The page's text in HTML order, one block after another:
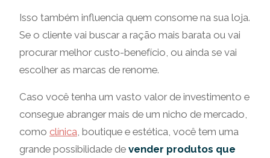
Isso também influencia quem consome na sua loja.
Se o cliente vai buscar a ração mais barata ou vai
procurar melhor custo-benefício, ou ainda se vai
escolher as marcas de renome.
Caso você tenha um vasto valor de investimento e
consegue abranger mais de um nicho de mercado,
como clínica, boutique e estética, você tem uma
grande possibilidade de vender produtos que